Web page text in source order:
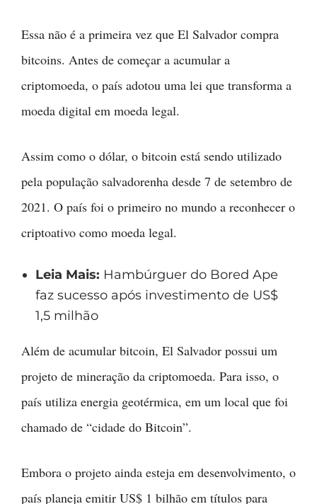
Essa não é a primeira vez que El Salvador compra
bitcoins. Antes de começar a acumular a
criptomoeda, o país adotou uma lei que transforma a
moeda digital em moeda legal.
Assim como o dólar, o bitcoin está sendo utilizado
pela população salvadorenha desde 7 de setembro de
2021. O país foi o primeiro no mundo a reconhecer o
criptoativo como moeda legal.
Leia Mais: Hambúrguer do Bored Ape
faz sucesso após investimento de US$
1,5 milhão
Além de acumular bitcoin, El Salvador possui um
projeto de mineração da criptomoeda. Para isso, o
país utiliza energia geotérmica, em um local que foi
chamado de “cidade do Bitcoin”.
Embora o projeto ainda esteja em desenvolvimento, o
país planeja emitir US$ 1 bilhão em títulos para